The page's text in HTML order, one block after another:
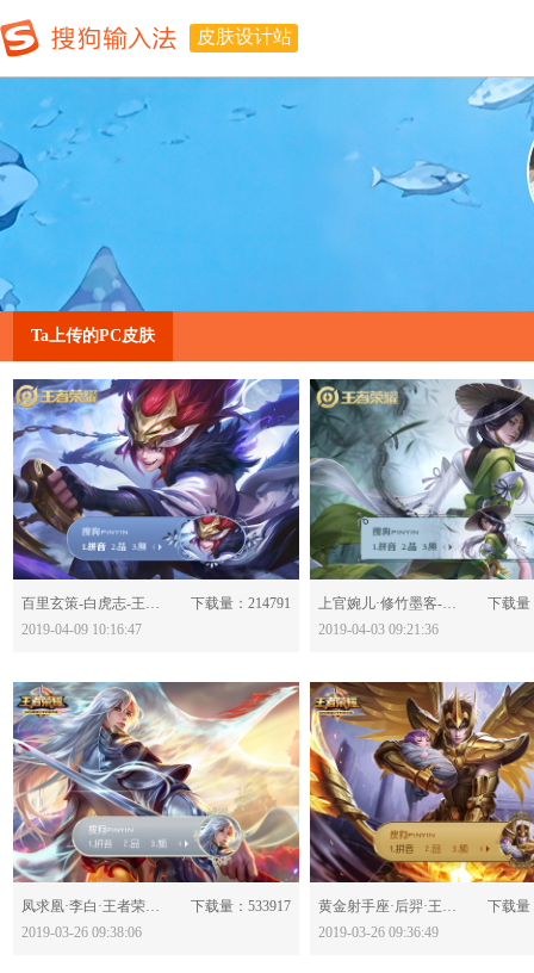
皮肤设计站
Ta上传的PC皮肤
分享：
百里玄策-白虎志-王者荣耀-597512
下载量：214791
2019-04-09 10:16:47
分享：
上官婉儿·修竹墨客-王者荣耀-597224
下载量
2019-04-03 09:21:36
分享：
凤求凰·李白·王者荣耀-596664
下载量：533917
2019-03-26 09:38:06
分享：
黄金射手座·后羿·王者荣耀-596662
下载量
2019-03-26 09:36:49